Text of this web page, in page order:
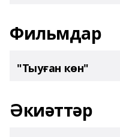
Фильмдар
"Тыуған көн"
Әкиәттәр